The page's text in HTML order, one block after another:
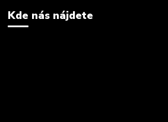
Kde nás nájdete